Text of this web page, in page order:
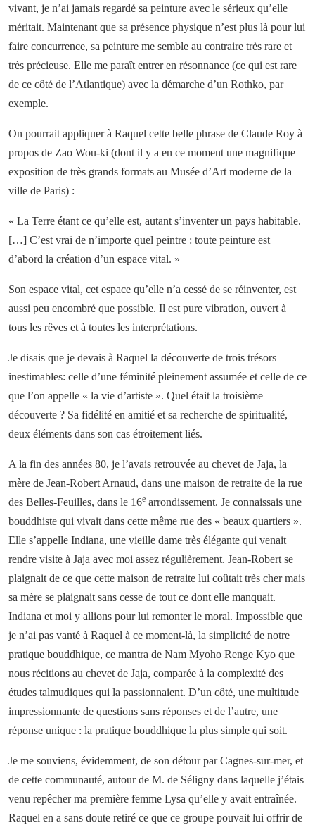
vivant, je n’ai jamais regardé sa peinture avec le sérieux qu’elle
méritait. Maintenant que sa présence physique n’est plus là pour lui
faire concurrence, sa peinture me semble au contraire très rare et
très précieuse. Elle me paraît entrer en résonnance (ce qui est rare
de ce côté de l’Atlantique) avec la démarche d’un Rothko, par
exemple.
On pourrait appliquer à Raquel cette belle phrase de Claude Roy à
propos de Zao Wou-ki (dont il y a en ce moment une magnifique
exposition de très grands formats au Musée d’Art moderne de la
ville de Paris) :
« La Terre étant ce qu’elle est, autant s’inventer un pays habitable.
[…] C’est vrai de n’importe quel peintre : toute peinture est
d’abord la création d’un espace vital. »
Son espace vital, cet espace qu’elle n’a cessé de se réinventer, est
aussi peu encombré que possible. Il est pure vibration, ouvert à
tous les rêves et à toutes les interprétations.
Je disais que je devais à Raquel la découverte de trois trésors
inestimables: celle d’une féminité pleinement assumée et celle de ce
que l’on appelle « la vie d’artiste ». Quel était la troisième
découverte ? Sa fidélité en amitié et sa recherche de spiritualité,
deux éléments dans son cas étroitement liés.
A la fin des années 80, je l’avais retrouvée au chevet de Jaja, la
mère de Jean-Robert Arnaud, dans une maison de retraite de la rue
des Belles-Feuilles, dans le 16e arrondissement. Je connaissais une
bouddhiste qui vivait dans cette même rue des « beaux quartiers ».
Elle s’appelle Indiana, une vieille dame très élégante qui venait
rendre visite à Jaja avec moi assez régulièrement. Jean-Robert se
plaignait de ce que cette maison de retraite lui coûtait très cher mais
sa mère se plaignait sans cesse de tout ce dont elle manquait.
Indiana et moi y allions pour lui remonter le moral. Impossible que
je n’ai pas vanté à Raquel à ce moment-là, la simplicité de notre
pratique bouddhique, ce mantra de Nam Myoho Renge Kyo que
nous récitions au chevet de Jaja, comparée à la complexité des
études talmudiques qui la passionnaient. D’un côté, une multitude
impressionnante de questions sans réponses et de l’autre, une
réponse unique : la pratique bouddhique la plus simple qui soit.
Je me souviens, évidemment, de son détour par Cagnes-sur-mer, et
de cette communauté, autour de M. de Séligny dans laquelle j’étais
venu repêcher ma première femme Lysa qu’elle y avait entraînée.
Raquel en a sans doute retiré ce que ce groupe pouvait lui offrir de